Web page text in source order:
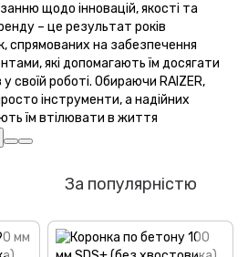
щодо інновацій, якості та
– це результат років
спрямованих на забезпечення
які допомагають їм досягати
своїй роботі. Обираючи RAIZER,
інструменти, а надійних
їм втілювати в життя
За популярністю